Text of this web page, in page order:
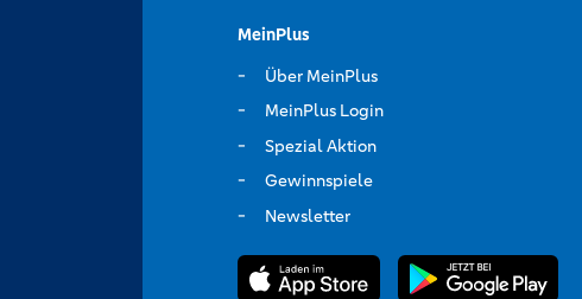
MeinPlus
Über MeinPlus
MeinPlus Login
Spezial Aktion
Gewinnspiele
Newsletter